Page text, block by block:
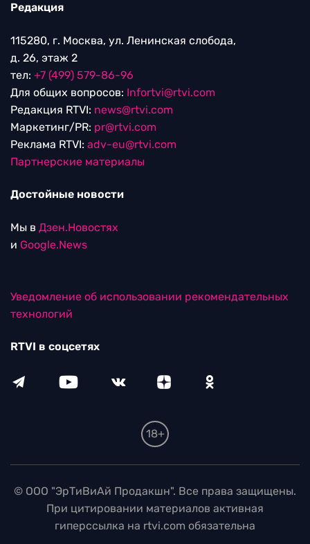
Редакция
115280, г. Москва, ул. Ленинская слобода,
д. 26, этаж 2
тел: +7 (499) 579-86-96
Для общих вопросов: Infortvi@rtvi.com
Редакция RTVI: news@rtvi.com
Маркетинг/PR: pr@rtvi.com
Реклама RTVI: adv-eu@rtvi.com
Партнерские материалы
Достойные новости
Мы в Дзен.Новостях
и Google.News
Уведомление об использовании рекомендательных
технологий
RTVI в соцсетях
18+
© ООО "ЭрТиВиАй Продакшн". Все права защищены.
При цитировании материалов активная
гиперссылка на rtvi.com обязательна